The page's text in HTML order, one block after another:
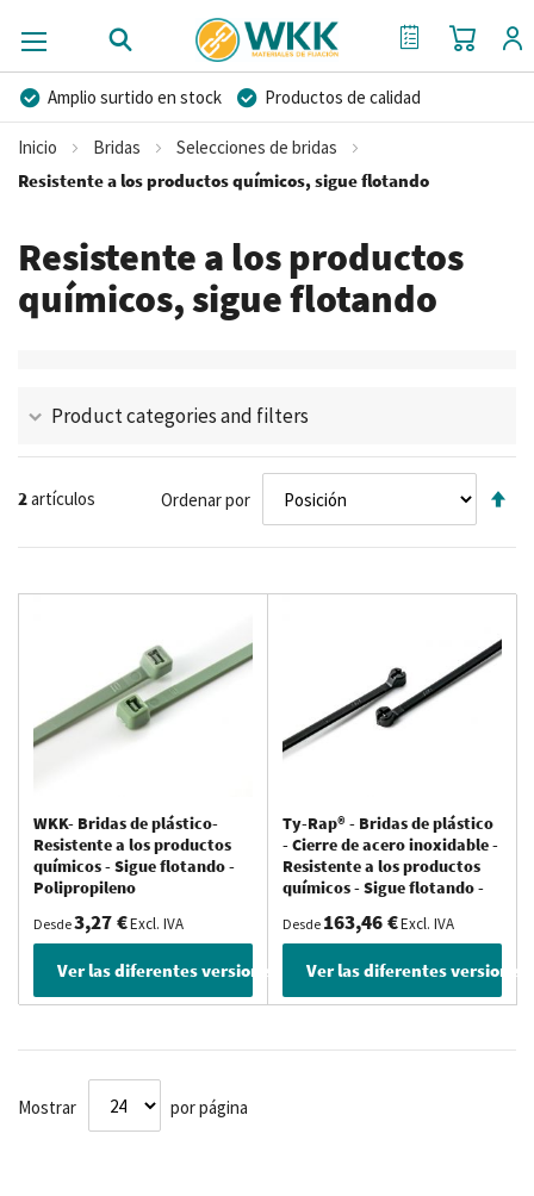
Mi
Mi Cotización
Amplio surtido en stock
Productos de calidad
Precios competitivos
Entrega rápida
Asesoramiento personal
Más de 40 años de experiencia
Inicio Bridas
Selecciones de bridas
Resistente a los productos químicos, sigue flotando
Resistente a los productos
químicos, sigue flotando
Product categories and filters
2artículos Ordenar por
WKK- Bridas de plástico-
Resistente a los productos
químicos - Sigue flotando -
Polipropileno
Desde3,27 €Excl. IVA
Ver las diferentes versiones
Ty-Rap® - Bridas de plástico
- Cierre de acero inoxidable -
Resistente a los productos
químicos - Sigue flotando -
Polipropileno
Desde 163,46 €Excl. IVA
Ver las diferentes versiones
Mostrar por página